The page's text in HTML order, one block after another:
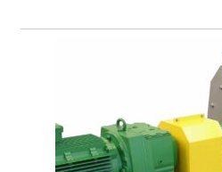
Der KBL MetaMix: Ihr idealer
Technikum, wenn Flexibilität,
der Mischtechnik gefordert wird